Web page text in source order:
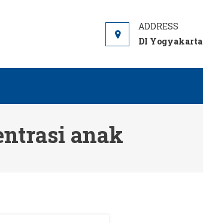
DI Yogyakarta
anak